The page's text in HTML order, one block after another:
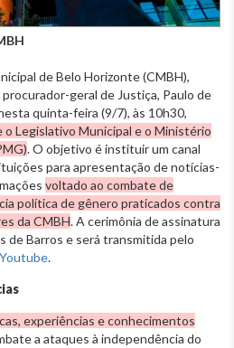
de Belo Horizonte (CMBH),
geral de Justiça, Paulo de
quinta-feira (9/7), às 10h30,
Legislativo Municipal e o Ministério
. O objetivo é instituir um canal
para apresentação de notícias-
voltado ao combate de
política de gênero praticados contra
da CMBH. A cerimônia de assinatura
de Barros e será transmitida pelo
.
experiências e conhecimentos
a ataques à independência do